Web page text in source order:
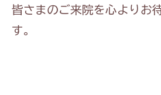
皆さまのご来院を心よりお
す。